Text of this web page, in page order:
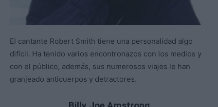
El cantante Robert Smith tiene una personalidad algo
difícil. Ha tenido varios encontronazos con los medios y
con el público, además, sus numerosos viajes le han
granjeado anticuerpos y detractores.